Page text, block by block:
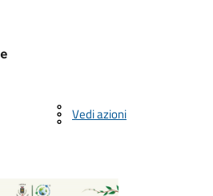
Vedi azioni